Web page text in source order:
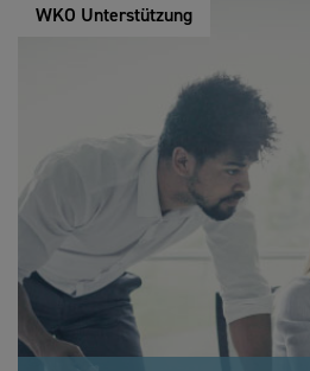
WKO Unterstützung